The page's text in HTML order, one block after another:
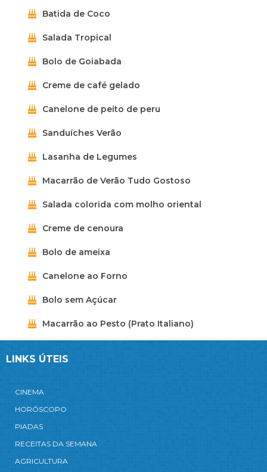
Batida de Coco
Salada Tropical
Bolo de Goiabada
Creme de café gelado
Canelone de peito de peru
Sanduíches Verão
Lasanha de Legumes
Macarrão de Verão Tudo Gostoso
Salada colorida com molho oriental
Creme de cenoura
Bolo de ameixa
Canelone ao Forno
Bolo sem Açúcar
Macarrão ao Pesto (Prato Italiano)
LINKS ÚTEIS
CINEMA
HORÓSCOPO
PIADAS
RECEITAS DA SEMANA
AGRICULTURA